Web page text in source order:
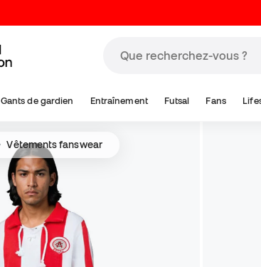
Gants de gardien Entraînement Futsal Fans
Vêtements fanswear